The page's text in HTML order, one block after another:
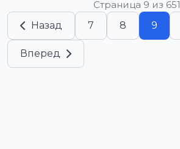
Страница 9 из 651
Назад
7 8 9
Вперед